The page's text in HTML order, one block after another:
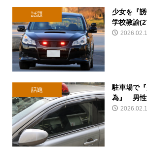
話題
少女を『
学校教諭
話題
駐車場で
為』 男性